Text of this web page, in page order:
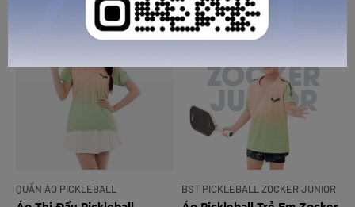
QUẦN ÁO PICKLEBALL BST PICKLEBALL ZOCKER JUNIOR
GỬI TƯ VẤN